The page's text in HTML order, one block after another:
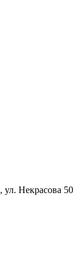
, ул. Некрасова 50